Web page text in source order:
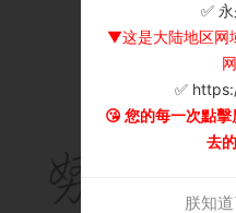
✅
▼这是大陆地区网
✅
😘 您的每一次點
去
朕知